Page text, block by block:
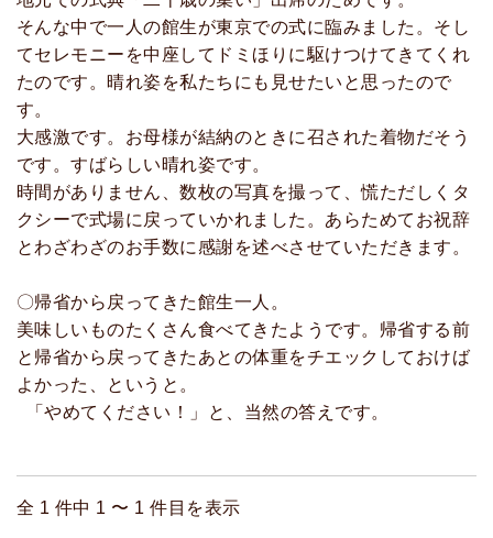
そんな中で一人の館生が東京での式に臨みました。そし
てセレモニーを中座してドミほりに駆けつけてきてくれ
たのです。晴れ姿を私たちにも見せたいと思ったので
す。
大感激です。お母様が結納のときに召された着物だそう
です。すばらしい晴れ姿です。
時間がありません、数枚の写真を撮って、慌ただしくタ
クシーで式場に戻っていかれました。あらためてお祝辞
とわざわざのお手数に感謝を述べさせていただきます。
〇帰省から戻ってきた館生一人。
美味しいものたくさん食べてきたようです。帰省する前
と帰省から戻ってきたあとの体重をチエックしておけば
よかった、というと。
「やめてください！」と、当然の答えです。
全 1 件中 1 〜 1 件目を表示